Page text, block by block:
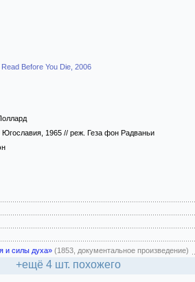
Before You Die, 2006
1965 // реж. Геза фон Радваньи
и силы духа» (1853, документальное произведение)
+ещё 4 шт. похожего